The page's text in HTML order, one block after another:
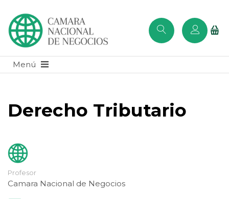
Derecho Tributario
Profesor
Camara Nacional de Negocios